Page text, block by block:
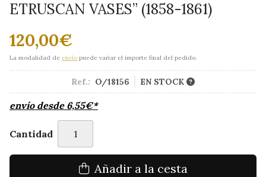
ETRUSCAN VASES” (1858-1861)
120,00€
La modalidad de envío puede variar el importe final del pedido.
Ref.: O/18156 EN STOCK
envío desde 6,55€*
Cantidad
Añadir a la cesta